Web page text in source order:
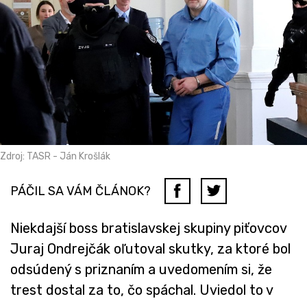
Zdroj: TASR - Ján Krošlák
PÁČIL SA VÁM ČLÁNOK?
Niekdajší boss bratislavskej skupiny piťovcov
Juraj Ondrejčák oľutoval skutky, za ktoré bol
odsúdený s priznaním a uvedomením si, že
trest dostal za to, čo spáchal. Uviedol to v